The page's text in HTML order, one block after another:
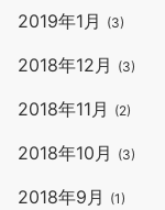
2019年1月 (3)
2018年12月 (3)
2018年11月 (2)
2018年10月 (3)
2018年9月 (1)